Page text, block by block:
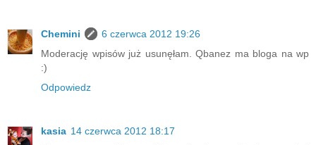
Chemini
6 czerwca 2012 19:26
Moderację wpisów już usunęłam. Qbanez ma bloga na wp
:)
Odpowiedz
kasia 14 czerwca 2012 18:17